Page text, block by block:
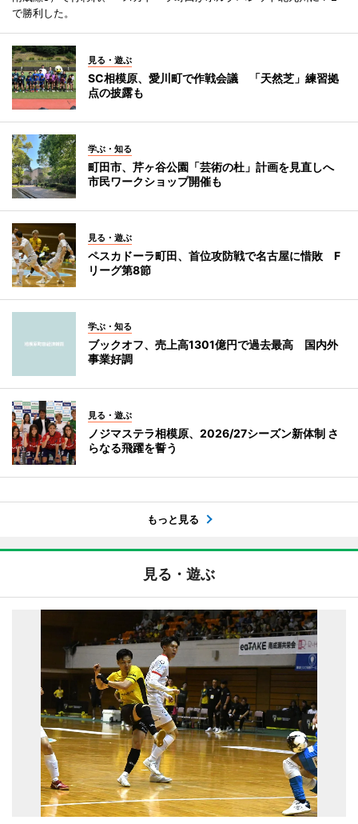
で勝利した。
見る・遊ぶ
SC相模原、愛川町で作戦会議 「天然芝」練習拠
点の披露も
学ぶ・知る
町田市、芹ヶ谷公園「芸術の杜」計画を見直しへ
市民ワークショップ開催も
見る・遊ぶ
ペスカドーラ町田、首位攻防戦で名古屋に惜敗 F
リーグ第8節
学ぶ・知る
ブックオフ、売上高1301億円で過去最高 国内外
事業好調
見る・遊ぶ
ノジマステラ相模原、2026/27シーズン新体制 さ
らなる飛躍を誓う
もっと見る
見る・遊ぶ